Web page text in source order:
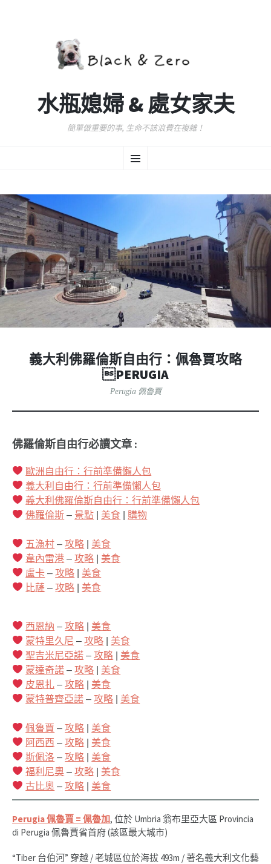
水瓶媳婦 & 處女家夫
簡單做重要的事, 生命不該浪費在複雜！
選
至
義大利佛羅倫斯自由行：佩魯賈攻略
PERUGIA
Perugia 佩魯賈
佛羅倫斯自由行必讀文章 :
歐洲自由行：行前準備懶人包
義大利自由行：行前準備懶人包
義大利佛羅倫斯自由行：行前準備懶人包
佛羅倫斯 – 景點 美食 購物
五漁村 –攻略
美食
韋內雷港 –攻略
美食
盧卡 –攻略
美食
比薩 –攻略 美食
西恩納 –攻略
美食
蒙特里久尼 –攻略
美食
聖吉米尼亞諾 –攻略
美食
蒙達奇諾 –攻略
美食
皮恩扎 –攻略
美食
蒙特普齊亞諾 –攻略 美食
佩魯賈 –攻略
美食
阿西西 –攻略
美食
斯佩洛 –攻略
美食
福利尼奧 –攻略
美食
古比奧 –攻略 美食
Perugia 佩魯賈 = 佩魯加, 位於 Umbria 翁布里亞大區 Provincia
di Perugia 佩魯賈省首府 (該區最大城市)
“Tiber 台伯河” 穿越 / 老城區位於海拔 493m / 著名義大利文化藝